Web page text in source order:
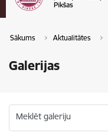
Sākums Aktualitātes
Galerijas
Meklēt galeriju